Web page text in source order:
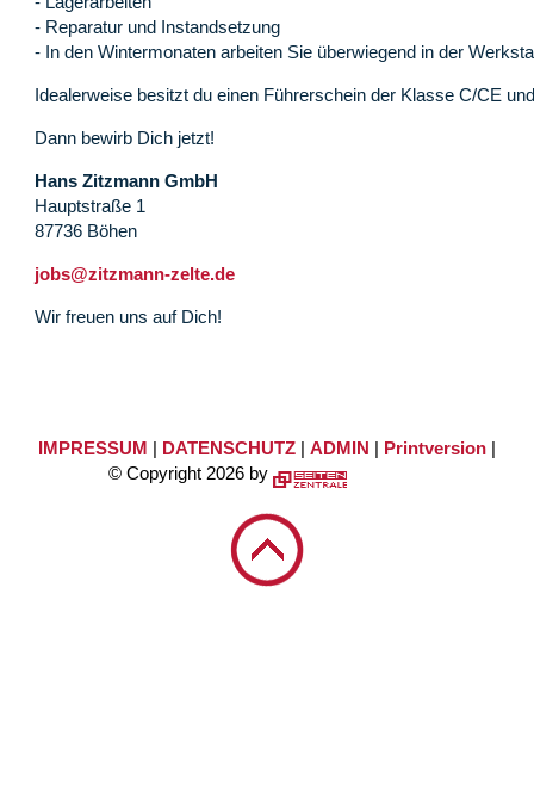
- Reparatur und Instandsetzung
- In den Wintermonaten arbeiten Sie überwiegend in der
Idealerweise besitzt du einen Führerschein der Klasse C/CE
Dann bewirb Dich jetzt!
Hans Zitzmann GmbH
Hauptstraße 1
87736 Böhen
jobs@zitzmann-zelte.de
Wir freuen uns auf Dich!
IMPRESSUM | DATENSCHUTZ| ADMIN | Printversion|
© Copyright 2026 by